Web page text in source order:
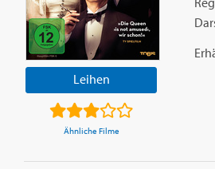
Leihen
Ähnliche Filme